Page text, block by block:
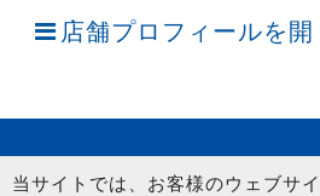
店舗プロフィールを開
当サイトでは、お客様のウェブサ